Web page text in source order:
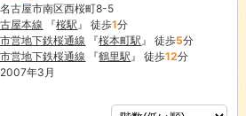
古屋市南区西桜町8-5
屋本線 『桜駅』 徒歩1分
営地下鉄桜通線 『桜本町駅』 徒歩5分
営地下鉄桜通線 『鶴里駅』 徒歩12分
年3月